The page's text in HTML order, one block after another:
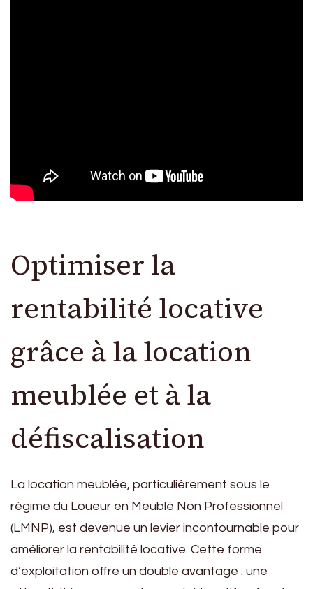
Optimiser la
rentabilité locative
grâce à la location
meublée et à la
défiscalisation
La location meublée, particulièrement sous le
régime du Loueur en Meublé Non Professionnel
(LMNP), est devenue un levier incontournable pour
améliorer la rentabilité locative. Cette forme
d’exploitation offre un double avantage : une